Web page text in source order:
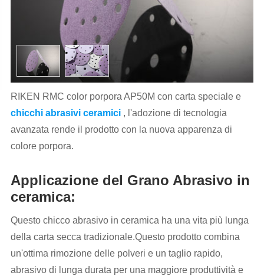
RIKEN RMC color porpora AP50M con carta speciale e
chicchi abrasivi ceramici , l'adozione di tecnologia
avanzata rende il prodotto con la nuova apparenza di
colore porpora.
Applicazione del Grano Abrasivo in
ceramica:
Questo chicco abrasivo in ceramica ha una vita più lunga
della carta secca tradizionale.Questo prodotto combina
un'ottima rimozione delle polveri e un taglio rapido,
abrasivo di lunga durata per una maggiore produttività e